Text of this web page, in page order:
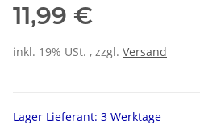
11,99 €
inkl. 19% USt. , zzgl. Versand
Lager Lieferant: 3 Werktage